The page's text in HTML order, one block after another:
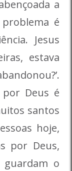
a
é
Jesus
estava
por Deus é
santos
hoje,
por Deus,
o